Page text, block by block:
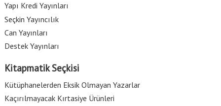
Yapı Kredi Yayınları
Seçkin Yayıncılık
Can Yayınları
Destek Yayınları
Kitapmatik Seçkisi
Kütüphanelerden Eksik Olmayan Yazarlar
Kaçırılmayacak Kırtasiye Ürünleri